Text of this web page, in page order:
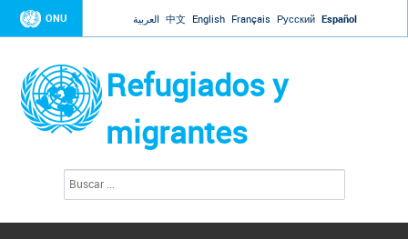
Jump to navigation
ONU العربية 中文 English Français Русский Español
Refugiados y
migrantes
s